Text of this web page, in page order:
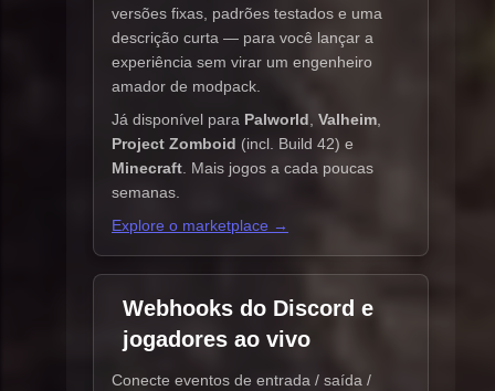
versões fixas, padrões testados e uma
descrição curta — para você lançar a
experiência sem virar um engenheiro
amador de modpack.
Já disponível para Palworld Valheim
Project Zomboid (incl. Build 42) e
Minecraft . Mais jogos a cada poucas
semanas.
Explore o marketplace →
Webhooks do Discord e
jogadores ao vivo
Conecte eventos de entrada / saída /